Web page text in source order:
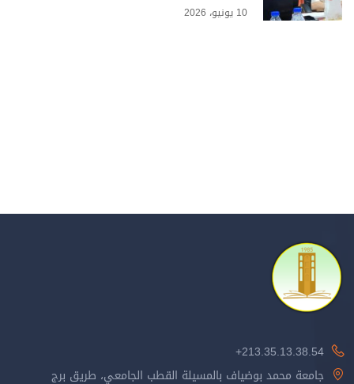
10 يونيو، 2026
213.35.13.38.54+
جامعة محمد بوضياف بالمسيلة القطب الجامعي، طريق برج